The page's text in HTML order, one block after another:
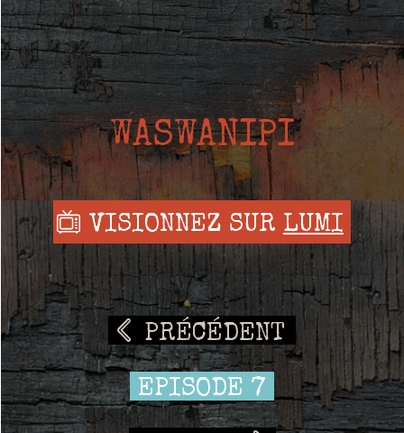
WASWANIPI
VISIONNEZ SUR LUMI
PRÉCÉDENT
EPISODE 7